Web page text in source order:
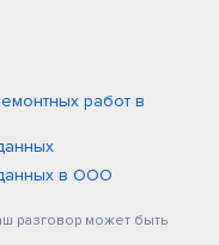
работ в
в ООО
разговор может быть